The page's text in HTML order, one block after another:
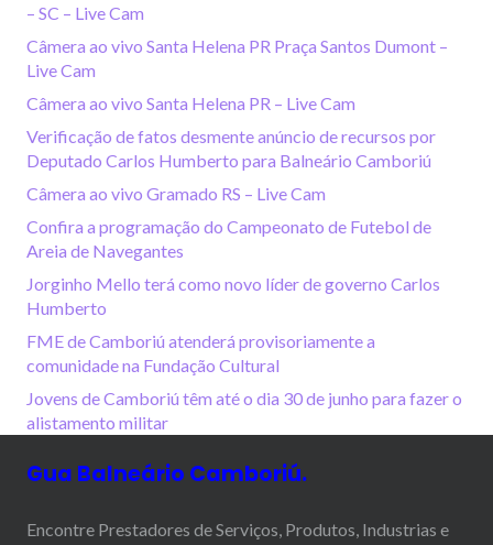
– SC – Live Cam
Câmera ao vivo Santa Helena PR Praça Santos Dumont –
Live Cam
Câmera ao vivo Santa Helena PR – Live Cam
Verificação de fatos desmente anúncio de recursos por
Deputado Carlos Humberto para Balneário Camboriú
Câmera ao vivo Gramado RS – Live Cam
Confira a programação do Campeonato de Futebol de
Areia de Navegantes
Jorginho Mello terá como novo líder de governo Carlos
Humberto
FME de Camboriú atenderá provisoriamente a
comunidade na Fundação Cultural
Jovens de Camboriú têm até o dia 30 de junho para fazer o
alistamento militar
Gua Balneário Camboriú.
Encontre Prestadores de Serviços, Produtos, Industrias e